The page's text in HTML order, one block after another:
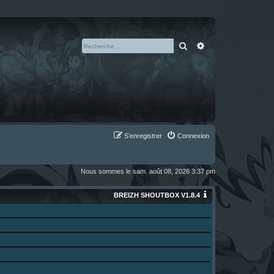
Rechercher
Connexion
S’enregistrer
Nous sommes le sam. août 08, 2026 3:37 pm
BREIZH SHOUTBOX V1.8.4